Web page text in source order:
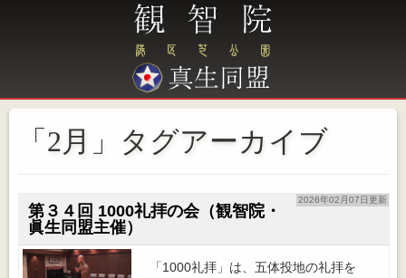
「2月」タグアーカイブ
2026年02月07日更新
第３４回 1000礼拝の会（観智院・
眞生同盟主催）
「1000礼拝」は、五体投地の礼拝を